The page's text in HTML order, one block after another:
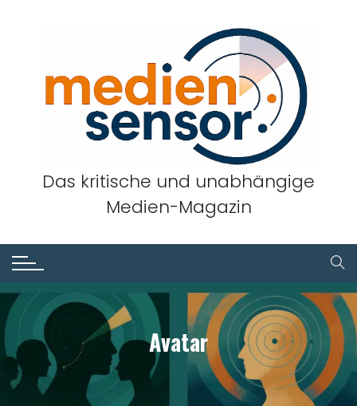
Das kritische und unabhängige
Medien-Magazin
Avatar